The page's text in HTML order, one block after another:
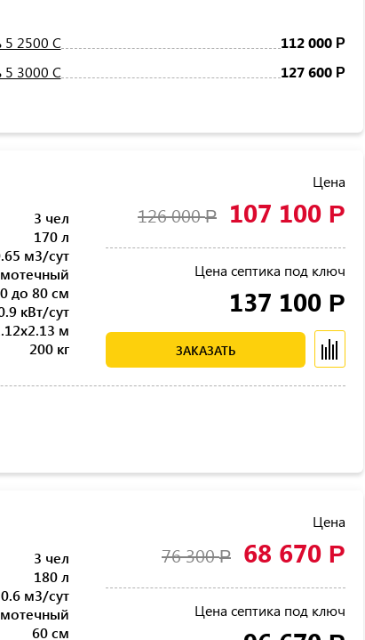
5 2500 С 112 000 Р
5 3000 С 127 600 Р
3 чел
170 л
м3/сут
до 80 см
кВт/сут
м
200 кг
Цена
126 000Р 107 100 Р
Цена септика под ключ
137 100 Р
ЗАКАЗАТЬ
3 чел
180 л
0.6 м3/сут
60 см
Цена
76 300Р 68 670 Р
Цена септика под ключ